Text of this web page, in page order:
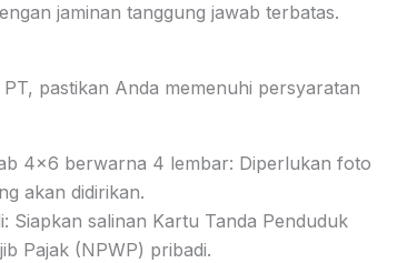
jaminan tanggung jawab terbatas.
pastikan Anda memenuhi persyaratan
4×6 berwarna 4 lembar: Diperlukan foto
akan didirikan.
Siapkan salinan Kartu Tanda Penduduk
Pajak (NPWP) pribadi.